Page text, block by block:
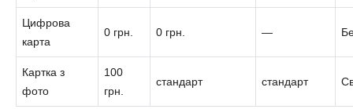
Цифрова
карта
0 грн. 0 грн. —
Картка з
фото
100
грн.
стандарт стандарт